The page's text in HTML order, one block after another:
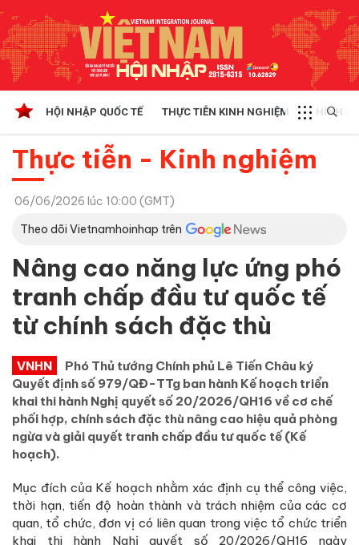
HỘI NHẬP QUỐC TẾ THỰC TIỄN KINH NGHIỆM CHÍNH
Thực tiễn - Kinh nghiệm
06/06/2026 lúc 10:00 (GMT)
Theo dõi Vietnamhoinhap trên
Nâng cao năng lực ứng phó
tranh chấp đầu tư quốc tế
từ chính sách đặc thù
VNHN
Phó Thủ tướng Chính phủ Lê Tiến Châu ký
Quyết định số 979/QĐ-TTg ban hành Kế hoạch triển
khai thi hành Nghị quyết số 20/2026/QH16 về cơ chế
phối hợp, chính sách đặc thù nâng cao hiệu quả phòng
ngừa và giải quyết tranh chấp đầu tư quốc tế (Kế
hoạch).
Mục đích của Kế hoạch nhằm xác định cụ thể công việc,
thời hạn, tiến độ hoàn thành và trách nhiệm của các cơ
quan, tổ chức, đơn vị có liên quan trong việc tổ chức triển
khai thi hành Nghị quyết số 20/2026/QH16 ngày